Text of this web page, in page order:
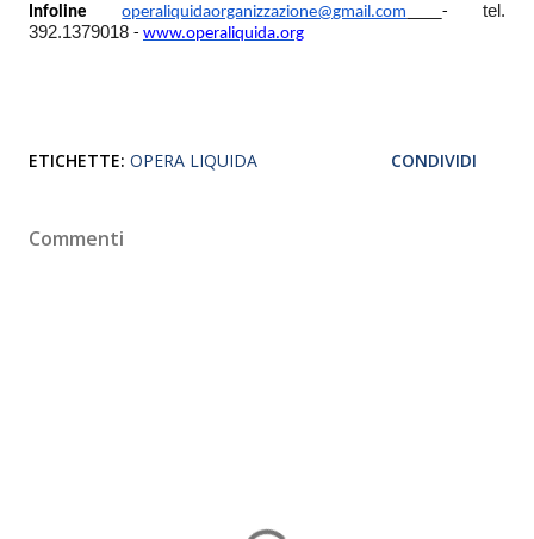
Infolineoperaliquidaorganizzazione@gmail.com -tel.
392.1379018 - www.operaliquida.org
ETICHETTE: OPERA LIQUIDA CONDIVIDI
Commenti